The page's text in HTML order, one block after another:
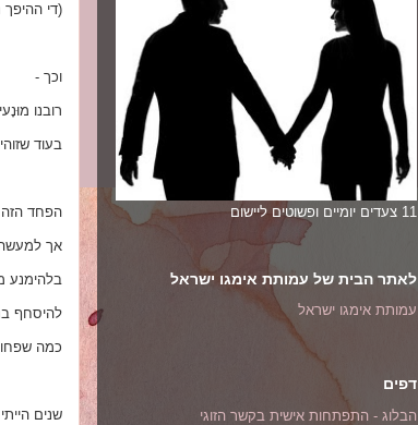
(די
וכך -
רובנו
בעוד שזוהי
הפחד הזה
אך
בלהימנע
להיסחף
כמה
שנים
11 צעדים יומיים ופשוטים ליישום
לאתר הבית של עמותת אימגו ישראל
עמותת אימגו ישראל
דפים
הבלוג - התפתחות אישית בקשר הזוגי